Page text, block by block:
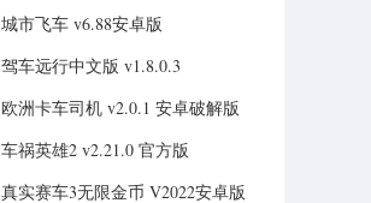
城市飞车 v6.88安卓版
驾车远行中文版 v1.8.0.3
欧洲卡车司机 v2.0.1 安卓破解版
车祸英雄2 v2.21.0 官方版
真实赛车3无限金币 V2022安卓版